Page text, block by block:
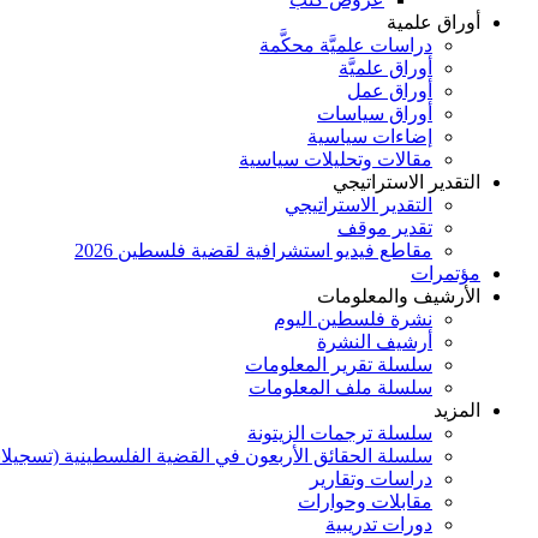
أوراق علمية
دراسات علميَّة محكَّمة
أوراق علميَّة
أوراق عمل
أوراق سياسات
إضاءات سياسية
مقالات وتحليلات سياسية
التقدير الاستراتيجي
التقدير الاستراتيجي
تقدير موقف
مقاطع فيديو استشرافية لقضية فلسطين 2026
مؤتمرات
الأرشيف والمعلومات
نشرة فلسطين اليوم
أرشيف النشرة
سلسلة تقرير المعلومات
سلسلة ملف المعلومات
المزيد
سلسلة ترجمات الزيتونة
سلسلة الحقائق الأربعون في القضية الفلسطينية
دراسات وتقارير
مقابلات وحوارات
دورات تدريبية